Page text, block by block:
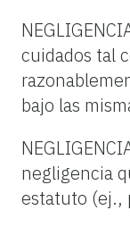
cuidados tal
bajo las
negligencia
estatuto (ej.,